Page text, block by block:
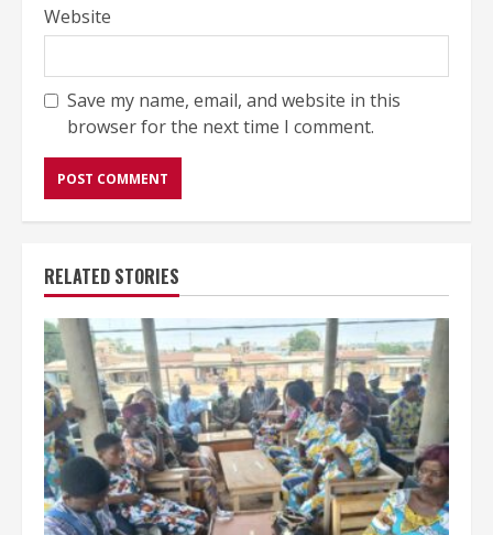
Website
Save my name, email, and website in this
browser for the next time I comment.
RELATED STORIES